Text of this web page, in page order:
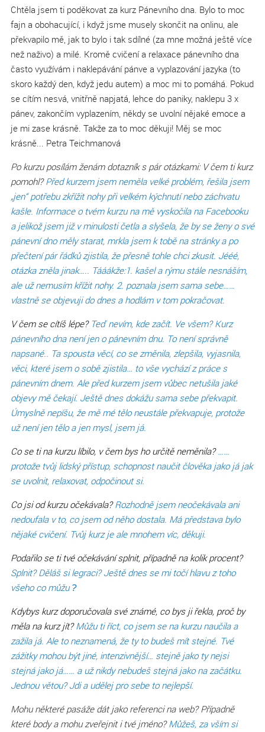
Chtěla jsem ti poděkovat za kurz Pánevního dna. Bylo to moc
fajn a obohacující, i když jsme musely skončit na onlinu, ale
překvapilo mě, jak to bylo i tak sdílné (za mne možná ještě více
než naživo) a milé. Kromě cvičení a relaxace pánevního dna
často využívám i naklepávání pánve a vyplazování jazyka (to
skoro každý den, když jedu autem) a moc mi to pomáhá. Pokud
se cítím nesvá, vnitřně napjatá, lehce do paniky, naklepu 3 x
pánev, zakončím vyplazením, někdy se uvolní nějaké emoce a
je mi zase krásně. Takže za to moc děkuji! Měj se moc
krásně... Petra Teichmanová
Po kurzu posílám ženám dotazník s pár otázkami: V čem ti kurz
pomohl?Před kurzem jsem neměla velké problém, řešila jsem
„jen“ potřebu zkřížit nohy při velkém kýchnutí nebo záchvatu
kašle. Informace o tvém kurzu na mě vyskočila na Facebooku
a jelikož jsem již v minulosti četla a slyšela, že by se ženy o své
pánevní dno měly starat, mrkla jsem k tobě na stránky a po
přečtení pár řádků zjistila, že přesně tohle chci zkusit. Jééé,
otázka zněla jinak….. Tááákže:1. kašel a rýmu stále nesnáším,
ale už nemusím křížit nohy. 2. poznala jsem sama sebe……
vlastně se objevuji do dnes a hodlám v tom pokračovat.
V čem se cítíš lépe? Teď nevím, kde začít. Ve všem? Kurz
pánevního dna není jen o pánevním dnu. To není správně
napsané.. Ta spousta věcí, co se změnila, zlepšila, vyjasnila,
věci, které jsem o sobě zjistila… to vše vychází z práce s
pánevním dnem. Ale před kurzem jsem vůbec netušila jaké
objevy mě čekají. Ještě dnes dokážu sama sebe překvapit.
Úmyslně nepíšu, že mě mé tělo neustále překvapuje, protože
už není jen tělo a jen mysl, jsem já.
Co se ti na kurzu líbilo, v čem bys ho určitě neměnila?……
protože tvůj lidský přístup, schopnost naučit člověka jako já jak
se uvolnit, relaxovat, odpočinout si.
Co jsi od kurzu očekávala?Rozhodně jsem neočekávala ani
nedoufala v to, co jsem od něho dostala. Má představa bylo
nějaké cvičení. Tvůj kurz je ale mnohem víc, děkuji.
Podařilo se ti tvé očekávání splnit, případně na kolik procent?
Splnit? Děláš si legraci? Ještě dnes se mi točí hlavu z toho
všeho co můžu?
Kdybys kurz doporučovala své známé, co bys ji řekla, proč by
měla na kurz jít?Můžu ti říct, co jsem se na kurzu naučila a
zažila já. Ale to neznamená, že ty to budeš mít stejné. Tvé
zážitky mohou být jiné, intenzivnější… stejně jako ty nejsi
stejná jako já…… a už nikdy nebudeš stejná jako na začátku.
Jednou větou? Jdi a udělej pro sebe to nejlepší.
Mohu některé pasáže dát jako referenci na web? Případně
které body a mohu zveřejnit i tvé jméno?Můžeš, za vším si